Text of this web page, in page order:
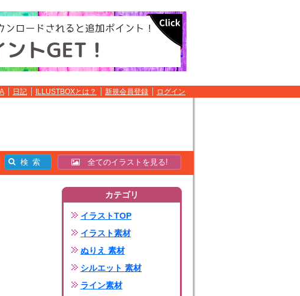
日記 ILLUSTBOXとは？ 新規会員登録 ログイン
全てのイラストを見る!
カテゴリ
イラストTOP
イラスト素材
ぬりえ 素材
シルエット 素材
ライン素材